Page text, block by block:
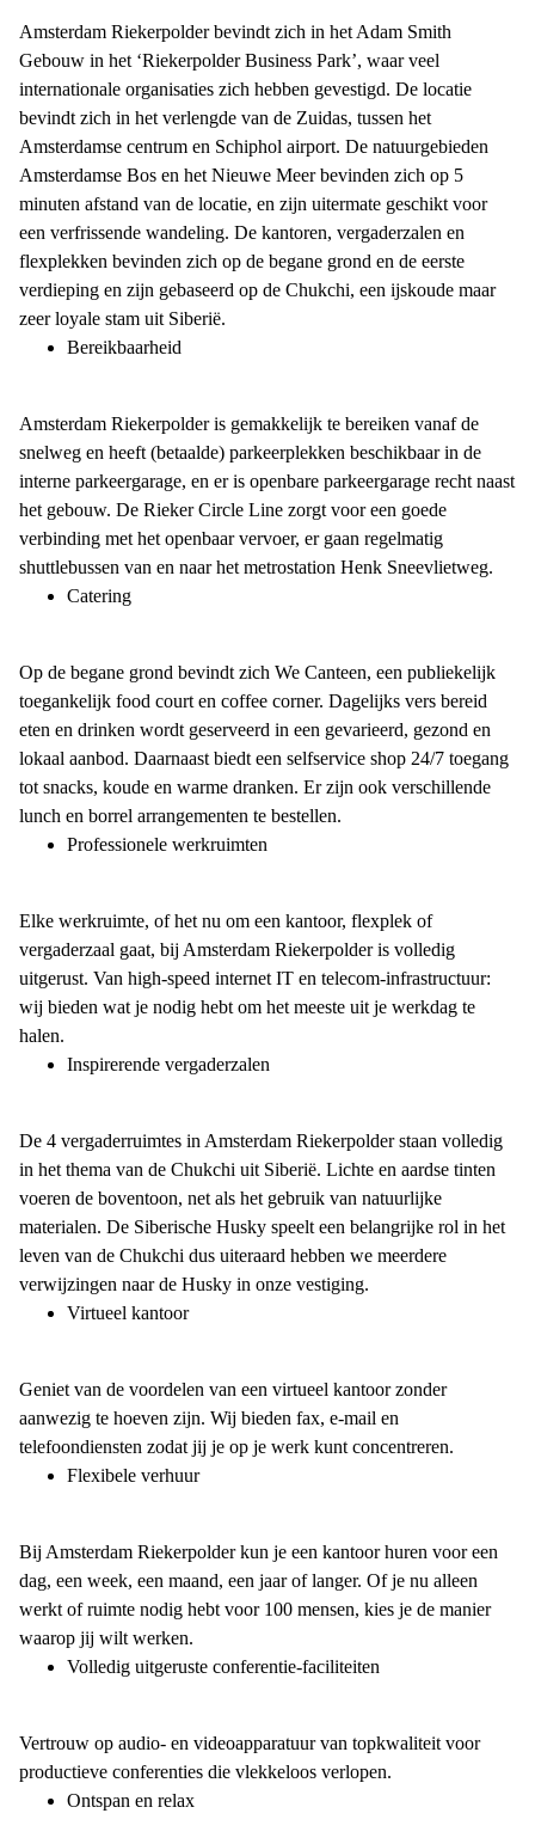
Amsterdam Riekerpolder bevindt zich in het Adam Smith
Gebouw in het ‘Riekerpolder Business Park’, waar veel
internationale organisaties zich hebben gevestigd. De locatie
bevindt zich in het verlengde van de Zuidas, tussen het
Amsterdamse centrum en Schiphol airport. De natuurgebieden
Amsterdamse Bos en het Nieuwe Meer bevinden zich op 5
minuten afstand van de locatie, en zijn uitermate geschikt voor
een verfrissende wandeling. De kantoren, vergaderzalen en
flexplekken bevinden zich op de begane grond en de eerste
verdieping en zijn gebaseerd op de Chukchi, een ijskoude maar
zeer loyale stam uit Siberië.
Bereikbaarheid
Amsterdam Riekerpolder is gemakkelijk te bereiken vanaf de
snelweg en heeft (betaalde) parkeerplekken beschikbaar in de
interne parkeergarage, en er is openbare parkeergarage recht naast
het gebouw. De Rieker Circle Line zorgt voor een goede
verbinding met het openbaar vervoer, er gaan regelmatig
shuttlebussen van en naar het metrostation Henk Sneevlietweg.
Catering
Op de begane grond bevindt zich We Canteen, een publiekelijk
toegankelijk food court en coffee corner. Dagelijks vers bereid
eten en drinken wordt geserveerd in een gevarieerd, gezond en
lokaal aanbod. Daarnaast biedt een selfservice shop 24/7 toegang
tot snacks, koude en warme dranken. Er zijn ook verschillende
lunch en borrel arrangementen te bestellen.
Professionele werkruimten
Elke werkruimte, of het nu om een kantoor, flexplek of
vergaderzaal gaat, bij Amsterdam Riekerpolder is volledig
uitgerust. Van high-speed internet IT en telecom-infrastructuur:
wij bieden wat je nodig hebt om het meeste uit je werkdag te
halen.
Inspirerende vergaderzalen
De 4 vergaderruimtes in Amsterdam Riekerpolder staan volledig
in het thema van de Chukchi uit Siberië. Lichte en aardse tinten
voeren de boventoon, net als het gebruik van natuurlijke
materialen. De Siberische Husky speelt een belangrijke rol in het
leven van de Chukchi dus uiteraard hebben we meerdere
verwijzingen naar de Husky in onze vestiging.
Virtueel kantoor
Geniet van de voordelen van een virtueel kantoor zonder
aanwezig te hoeven zijn. Wij bieden fax, e-mail en
telefoondiensten zodat jij je op je werk kunt concentreren.
Flexibele verhuur
Bij Amsterdam Riekerpolder kun je een kantoor huren voor een
dag, een week, een maand, een jaar of langer. Of je nu alleen
werkt of ruimte nodig hebt voor 100 mensen, kies je de manier
waarop jij wilt werken.
Volledig uitgeruste conferentie-faciliteiten
Vertrouw op audio- en videoapparatuur van topkwaliteit voor
productieve conferenties die vlekkeloos verlopen.
Ontspan en relax